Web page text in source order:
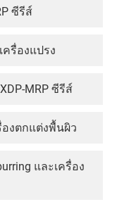
ซีรีส์
ครื่องแปรง
MRP ซีรีส์
องตกแต่งพื้นผิว
และเครื่อง